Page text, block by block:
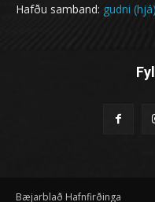
Hafðu samband: gudni
Bæjarblað Hafnfirðinga